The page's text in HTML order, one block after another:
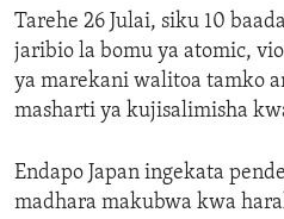
Tarehe 26 Julai, siku 10
jaribio la bomu ya atomic,
ya marekani walitoa tamko
masharti ya kujisalimisha
Endapo Japan ingekata
madhara makubwa kwa